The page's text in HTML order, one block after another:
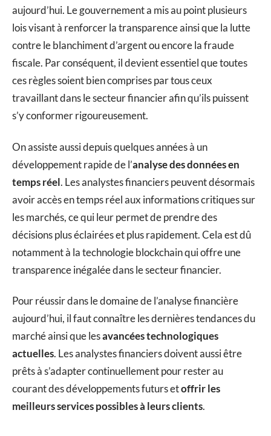
aujourd’hui. Le gouvernement a mis au point plusieurs
lois visant à renforcer la transparence ainsi que la lutte
contre le blanchiment d’argent ou encore la fraude
fiscale. Par conséquent, il devient essentiel que toutes
ces règles soient bien comprises par tous ceux
travaillant dans le secteur financier afin qu’ils puissent
s’y conformer rigoureusement.
On assiste aussi depuis quelques années à un
développement rapide de l’analyse des données en
temps réel. Les analystes financiers peuvent désormais
avoir accès en temps réel aux informations critiques sur
les marchés, ce qui leur permet de prendre des
décisions plus éclairées et plus rapidement. Cela est dû
notamment à la technologie blockchain qui offre une
transparence inégalée dans le secteur financier.
Pour réussir dans le domaine de l’analyse financière
aujourd’hui, il faut connaître les dernières tendances du
marché ainsi que lesavancées technologiques
actuelles. Les analystes financiers doivent aussi être
prêts à s’adapter continuellement pour rester au
courant des développements futurs etoffrir les
meilleurs services possibles à leurs clients.